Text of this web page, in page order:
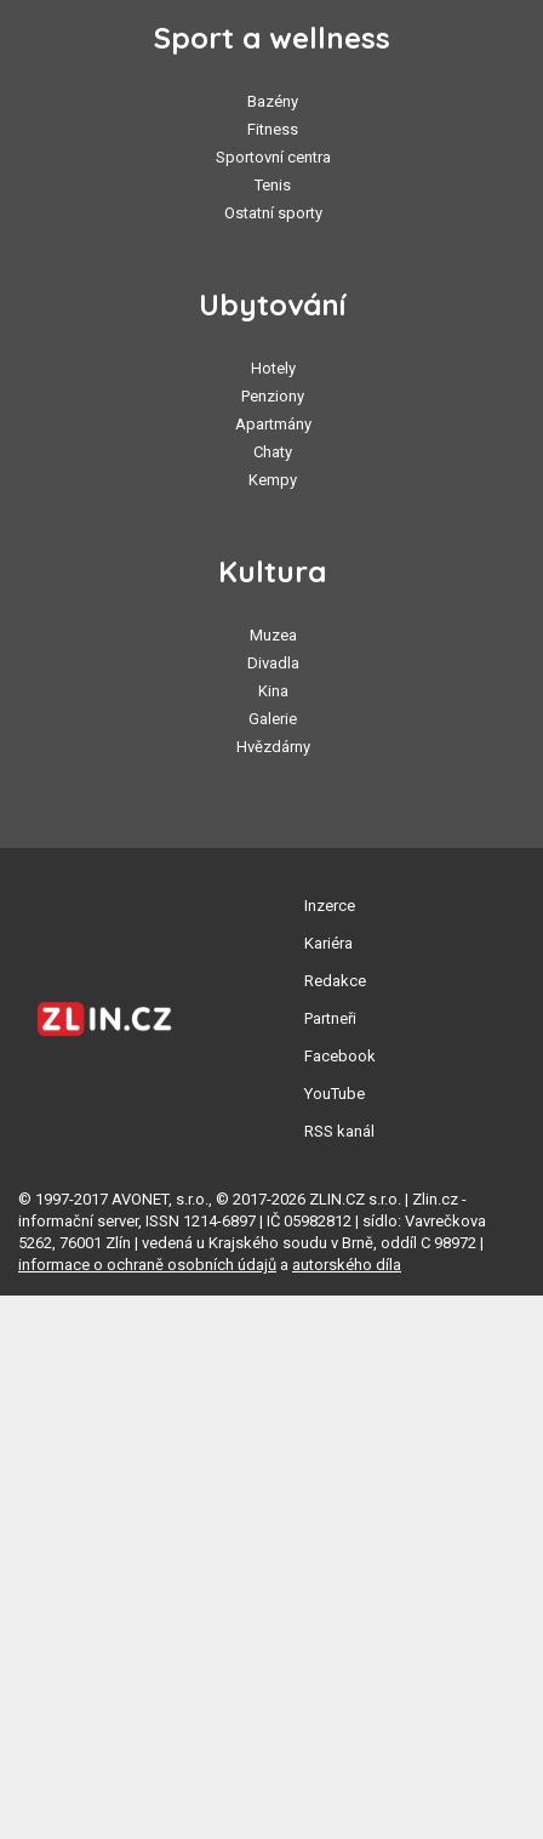
Sport a wellness
Bazény
Fitness
Sportovní centra
Tenis
Ostatní sporty
Ubytování
Hotely
Penziony
Apartmány
Chaty
Kempy
Kultura
Muzea
Divadla
Kina
Galerie
Hvězdárny
Inzerce
Kariéra
Redakce
Partneři
Facebook
YouTube
RSS kanál
© 1997-2017 AVONET, s.r.o., © 2017-2026 ZLIN.CZ s.r.o. | Zlin.cz -
informační server, ISSN 1214-6897 | IČ 05982812 | sídlo: Vavrečkova
5262, 76001 Zlín | vedená u Krajského soudu v Brně, oddíl C 98972 |
informace o ochraně osobních údajů a autorského díla